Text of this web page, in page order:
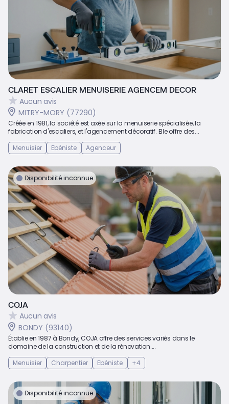
CLARET ESCALIER MENUISERIE AGENCEM DECOR
Aucun avis
MITRY-MORY (77290)
Créée en 1981, la société est axée sur la menuiserie spécialisée, la
fabrication d'escaliers, et l'agencement décoratif. Elle offre des...
Menuisier
Ebéniste Agenceur
Disponibilité inconnue
COJA
Aucun avis
BONDY (93140)
Établie en 1987 à Bondy, COJA offre des services variés dans le
domaine de la construction et de la rénovation....
Menuisier
Charpentier Ebéniste +4
Disponibilité inconnue